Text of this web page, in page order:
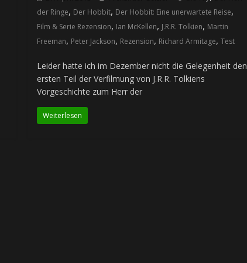
der Ringe, Der Hobbit, Der Hobbit: Eine unerwartete Reise,
Film & Serie Rezension, Ian McKellen, J.R.R. Tolkien, Martin
Freeman, Peter Jackson, Rezension, Richard Armitage,Test
Leider hatte ich im Dezember nicht die Gelegenheit den
ersten Teil der Verfilmung von J.R.R. Tolkiens
Vorgeschichte zum Herr der
Weiterlesen